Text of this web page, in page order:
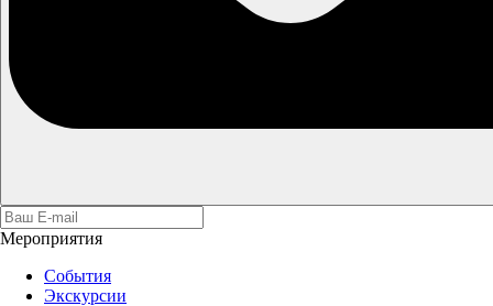
Мероприятия
События
Экскурсии